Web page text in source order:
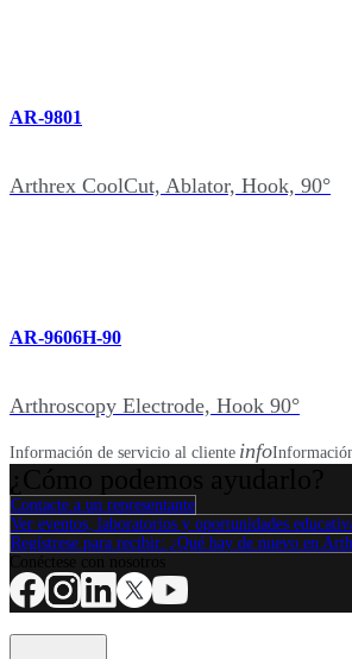
AR-9801
Arthrex CoolCut, Ablator, Hook, 90°
AR-9606H-90
Arthroscopy Electrode, Hook 90°
Información de servicio al cliente info
Contacte a un representante
Ver eventos, laboratorios y oportunidades
Regístrese para recibir: ¿Qué hay de nuevo en